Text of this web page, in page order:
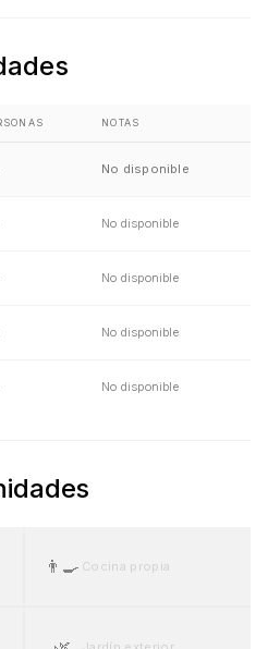
NOTAS
No disponible
No disponible
No disponible
No disponible
No disponible
👨‍🍳 Cocina propia